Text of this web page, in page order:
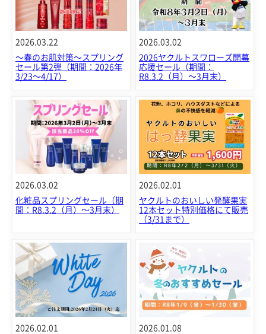
2026.03.22
～春のお肌対策～スプリング
セール第2弾（期間：2026年
3/23～4/17）
2026.03.02
2026ヤクルトスワローズ開幕
応援セール（期間：
R8.3.2（月）～3月末）
2026.03.02
化粧品スプリングセール（期
間：R8.3.2（月）～3月末）
2026.02.01
ヤクルトのおいしい発酵果実
12本セット特別価格にて販売
（3/31まで）
2026.02.01 2026.01.08